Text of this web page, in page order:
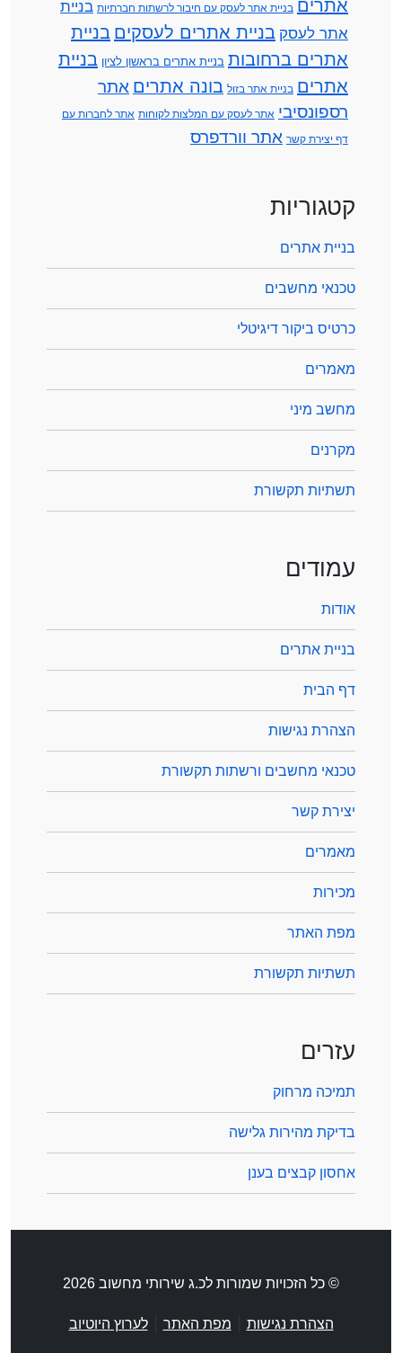
אתרים בניית אתר לעסק עם חיבור לרשתות חברתיות בניית
אתר לעסק בניית אתרים לעסקים בניית
אתרים ברחובות בניית אתרים בראשון לציון בניית
אתרים בניית אתר בזול בונה אתרים אתר
רספונסיבי אתר לעסק עם המלצות לקוחות אתר לחברות עם
דף יצירת קשר אתר וורדפרס
קטגוריות
בניית אתרים
טכנאי מחשבים
כרטיס ביקור דיגיטלי
מאמרים
מחשב מיני
מקרנים
תשתיות תקשורת
עמודים
אודות
בניית אתרים
דף הבית
הצהרת נגישות
טכנאי מחשבים ורשתות תקשורת
יצירת קשר
מאמרים
מכירות
מפת האתר
תשתיות תקשורת
עזרים
תמיכה מרחוק
בדיקת מהירות גלישה
אחסון קבצים בענן
© כל הזכויות שמורות לכ.ג שירותי מחשוב 2026
הצהרת נגישות מפת האתר |לערוץ היוטיוב